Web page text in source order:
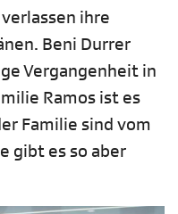
ihre
Beni Durrer
Vergangenheit in
Ramos ist es
Familie sind vom
gibt es so aber